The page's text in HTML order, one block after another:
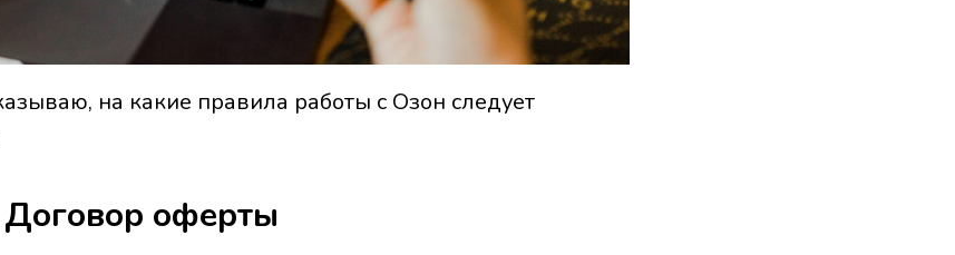
на какие правила работы с Озон следует
оферты